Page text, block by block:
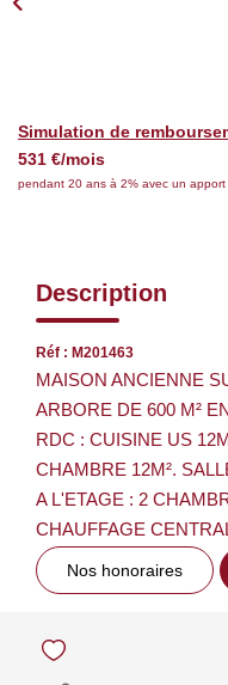
Simulation de
531 €/mois
pendant 20 ans à 2% avec un apport
Description
Réf : M201463
MAISON ANCIENNE
ARBORE DE 600 M²
RDC : CUISINE US
CHAMBRE 12M².
A L'ETAGE : 2
CHAUFFAGE
Nos honoraires